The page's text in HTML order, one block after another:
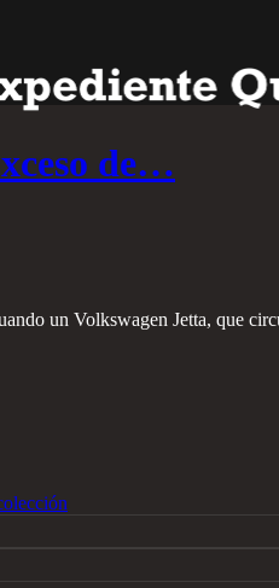
de…
un Volkswagen Jetta, que